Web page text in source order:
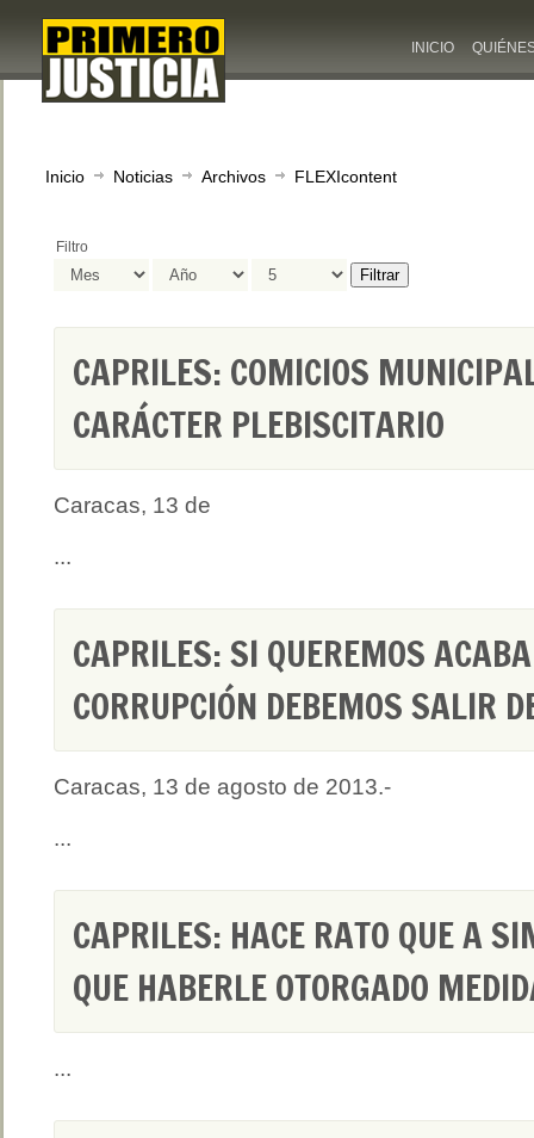
INICIO
Inicio Noticias Archivos FLEXIcontent
Filtro
Filtrar
CAPRILES: COMICIOS
CARÁCTER PLEBISCITARIO
Caracas, 13 de
...
CAPRILES: SI QUEREMOS
CORRUPCIÓN DEBEMOS SALIR
Caracas, 13 de agosto de 2013.-
...
CAPRILES: HACE RATO QUE A
QUE HABERLE OTORGADO
...